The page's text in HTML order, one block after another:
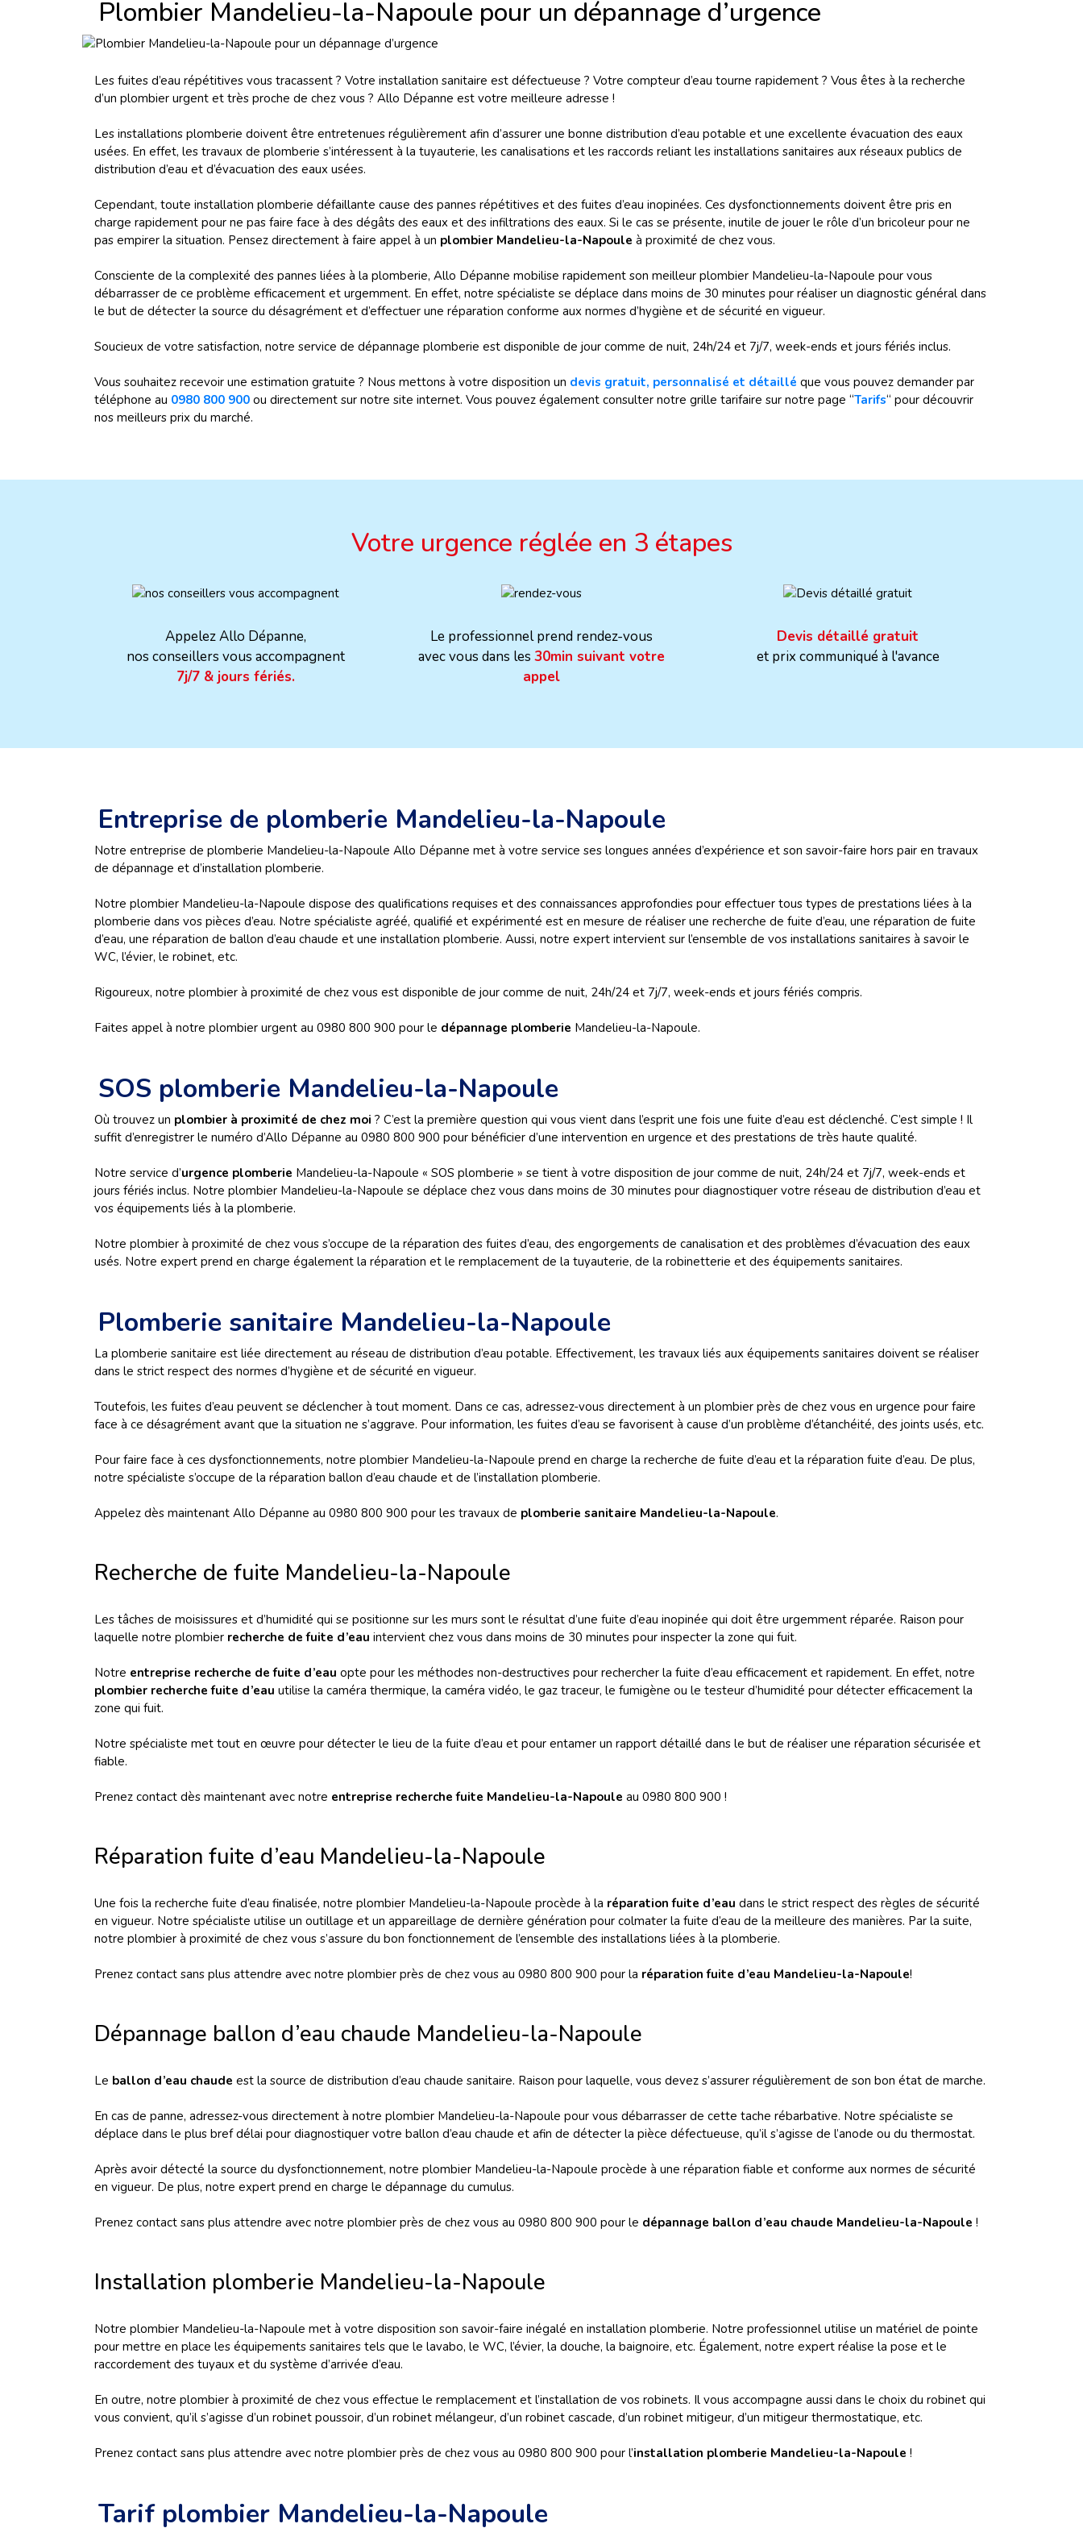
Plombier Mandelieu-la-Napoule pour un dépannage d’urgence
Les fuites d’eau répétitives vous tracassent ? Votre installation sanitaire est défectueuse ? Votre compteur d’eau tourne rapidement ? Vous êtes à la recherche
d’un plombier urgent et très proche de chez vous ? Allo Dépanne est votre meilleure adresse !
Les installations plomberie doivent être entretenues régulièrement afin d’assurer une bonne distribution d’eau potable et une excellente évacuation des eaux
usées. En effet, les travaux de plomberie s’intéressent à la tuyauterie, les canalisations et les raccords reliant les installations sanitaires aux réseaux publics de
distribution d’eau et d’évacuation des eaux usées.
Cependant, toute installation plomberie défaillante cause des pannes répétitives et des fuites d’eau inopinées. Ces dysfonctionnements doivent être pris en
charge rapidement pour ne pas faire face à des dégâts des eaux et des infiltrations des eaux. Si le cas se présente, inutile de jouer le rôle d’un bricoleur pour ne
pas empirer la situation. Pensez directement à faire appel à un plombier Mandelieu-la-Napoule à proximité de chez vous.
Consciente de la complexité des pannes liées à la plomberie, Allo Dépanne mobilise rapidement son meilleur plombier Mandelieu-la-Napoule pour vous
débarrasser de ce problème efficacement et urgemment. En effet, notre spécialiste se déplace dans moins de 30 minutes pour réaliser un diagnostic général dans
le but de détecter la source du désagrément et d’effectuer une réparation conforme aux normes d’hygiène et de sécurité en vigueur.
Soucieux de votre satisfaction, notre service de dépannage plomberie est disponible de jour comme de nuit, 24h/24 et 7j/7, week-ends et jours fériés inclus.
Vous souhaitez recevoir une estimation gratuite ? Nous mettons à votre disposition un devis gratuit, personnalisé et détaillé que vous pouvez demander par
téléphone au 0980 800 900 ou directement sur notre site internet. Vous pouvez également consulter notre grille tarifaire sur notre page “Tarifs“ pour découvrir
nos meilleurs prix du marché.
Votre urgence réglée en 3 étapes
Appelez Allo Dépanne,
nos conseillers vous accompagnent
7j/7 & jours fériés.
Le professionnel prend rendez-vous
avec vous dans les 30min suivant votre
appel
Devis détaillé gratuit
et prix communiqué à l'avance
Entreprise de plomberie Mandelieu-la-Napoule
Notre entreprise de plomberie Mandelieu-la-Napoule Allo Dépanne met à votre service ses longues années d’expérience et son savoir-faire hors pair en travaux
de dépannage et d’installation plomberie.
Notre plombier Mandelieu-la-Napoule dispose des qualifications requises et des connaissances approfondies pour effectuer tous types de prestations liées à la
plomberie dans vos pièces d’eau. Notre spécialiste agréé, qualifié et expérimenté est en mesure de réaliser une recherche de fuite d’eau, une réparation de fuite
d’eau, une réparation de ballon d’eau chaude et une installation plomberie. Aussi, notre expert intervient sur l’ensemble de vos installations sanitaires à savoir le
WC, l’évier, le robinet, etc.
Rigoureux, notre plombier à proximité de chez vous est disponible de jour comme de nuit, 24h/24 et 7j/7, week-ends et jours fériés compris.
Faites appel à notre plombier urgent au 0980 800 900 pour le dépannage plomberie Mandelieu-la-Napoule.
SOS plomberie Mandelieu-la-Napoule
Où trouvez un plombier à proximité de chez moi ? C’est la première question qui vous vient dans l’esprit une fois une fuite d’eau est déclenché. C’est simple ! Il
suffit d’enregistrer le numéro d’Allo Dépanne au 0980 800 900 pour bénéficier d’une intervention en urgence et des prestations de très haute qualité.
Notre service d’urgence plomberie Mandelieu-la-Napoule « SOS plomberie » se tient à votre disposition de jour comme de nuit, 24h/24 et 7j/7, week-ends et
jours fériés inclus. Notre plombier Mandelieu-la-Napoule se déplace chez vous dans moins de 30 minutes pour diagnostiquer votre réseau de distribution d’eau et
vos équipements liés à la plomberie.
Notre plombier à proximité de chez vous s’occupe de la réparation des fuites d’eau, des engorgements de canalisation et des problèmes d’évacuation des eaux
usés. Notre expert prend en charge également la réparation et le remplacement de la tuyauterie, de la robinetterie et des équipements sanitaires.
Plomberie sanitaire Mandelieu-la-Napoule
La plomberie sanitaire est liée directement au réseau de distribution d’eau potable. Effectivement, les travaux liés aux équipements sanitaires doivent se réaliser
dans le strict respect des normes d’hygiène et de sécurité en vigueur.
Toutefois, les fuites d’eau peuvent se déclencher à tout moment. Dans ce cas, adressez-vous directement à un plombier près de chez vous en urgence pour faire
face à ce désagrément avant que la situation ne s’aggrave. Pour information, les fuites d’eau se favorisent à cause d’un problème d’étanchéité, des joints usés, etc.
Pour faire face à ces dysfonctionnements, notre plombier Mandelieu-la-Napoule prend en charge la recherche de fuite d’eau et la réparation fuite d’eau. De plus,
notre spécialiste s’occupe de la réparation ballon d’eau chaude et de l’installation plomberie.
Appelez dès maintenant Allo Dépanne au 0980 800 900 pour les travaux de plomberie sanitaire Mandelieu-la-Napoule.
Recherche de fuite Mandelieu-la-Napoule
Les tâches de moisissures et d’humidité qui se positionne sur les murs sont le résultat d’une fuite d’eau inopinée qui doit être urgemment réparée. Raison pour
laquelle notre plombier recherche de fuite d’eau intervient chez vous dans moins de 30 minutes pour inspecter la zone qui fuit.
Notre entreprise recherche de fuite d’eau opte pour les méthodes non-destructives pour rechercher la fuite d’eau efficacement et rapidement. En effet, notre
plombier recherche fuite d’eau utilise la caméra thermique, la caméra vidéo, le gaz traceur, le fumigène ou le testeur d’humidité pour détecter efficacement la
zone qui fuit.
Notre spécialiste met tout en œuvre pour détecter le lieu de la fuite d’eau et pour entamer un rapport détaillé dans le but de réaliser une réparation sécurisée et
fiable.
Prenez contact dès maintenant avec notre entreprise recherche fuite Mandelieu-la-Napoule au 0980 800 900 !
Réparation fuite d’eau Mandelieu-la-Napoule
Une fois la recherche fuite d’eau finalisée, notre plombier Mandelieu-la-Napoule procède à la réparation fuite d’eau dans le strict respect des règles de sécurité
en vigueur. Notre spécialiste utilise un outillage et un appareillage de dernière génération pour colmater la fuite d’eau de la meilleure des manières. Par la suite,
notre plombier à proximité de chez vous s’assure du bon fonctionnement de l’ensemble des installations liées à la plomberie.
Prenez contact sans plus attendre avec notre plombier près de chez vous au 0980 800 900 pour la réparation fuite d’eau Mandelieu-la-Napoule!
Dépannage ballon d’eau chaude Mandelieu-la-Napoule
Le ballon d’eau chaude est la source de distribution d’eau chaude sanitaire. Raison pour laquelle, vous devez s’assurer régulièrement de son bon état de marche.
En cas de panne, adressez-vous directement à notre plombier Mandelieu-la-Napoule pour vous débarrasser de cette tache rébarbative. Notre spécialiste se
déplace dans le plus bref délai pour diagnostiquer votre ballon d’eau chaude et afin de détecter la pièce défectueuse, qu’il s’agisse de l’anode ou du thermostat.
Après avoir détecté la source du dysfonctionnement, notre plombier Mandelieu-la-Napoule procède à une réparation fiable et conforme aux normes de sécurité
en vigueur. De plus, notre expert prend en charge le dépannage du cumulus.
Prenez contact sans plus attendre avec notre plombier près de chez vous au 0980 800 900 pour le dépannage ballon d’eau chaude Mandelieu-la-Napoule !
Installation plomberie Mandelieu-la-Napoule
Notre plombier Mandelieu-la-Napoule met à votre disposition son savoir-faire inégalé en installation plomberie. Notre professionnel utilise un matériel de pointe
pour mettre en place les équipements sanitaires tels que le lavabo, le WC, l’évier, la douche, la baignoire, etc. Également, notre expert réalise la pose et le
raccordement des tuyaux et du système d’arrivée d’eau.
En outre, notre plombier à proximité de chez vous effectue le remplacement et l’installation de vos robinets. Il vous accompagne aussi dans le choix du robinet qui
vous convient, qu’il s’agisse d’un robinet poussoir, d’un robinet mélangeur, d’un robinet cascade, d’un robinet mitigeur, d’un mitigeur thermostatique, etc.
Prenez contact sans plus attendre avec notre plombier près de chez vous au 0980 800 900 pour l’installation plomberie Mandelieu-la-Napoule !
Tarif plombier Mandelieu-la-Napoule